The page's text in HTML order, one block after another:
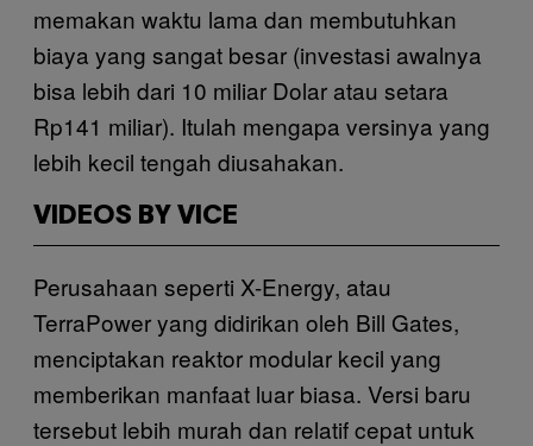
memakan waktu lama dan membutuhkan
biaya yang sangat besar (investasi awalnya
bisa lebih dari 10 miliar Dolar atau setara
Rp141 miliar). Itulah mengapa versinya yang
lebih kecil tengah diusahakan.
VIDEOS BY VICE
Perusahaan seperti X-Energy, atau
TerraPower yang didirikan oleh Bill Gates,
menciptakan reaktor modular kecil yang
memberikan manfaat luar biasa. Versi baru
tersebut lebih murah dan relatif cepat untuk